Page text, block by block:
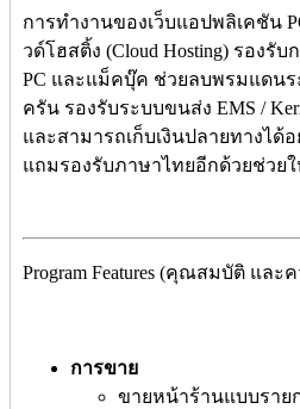
การทำงานของเว็บแอปพลิเคชัน
วด์โฮสติ้ง (Cloud Hosting) รอง
PC และแม็คบุ๊ค ช่วยลบพรมแดน
ครัน รองรับระบบขนส่ง EMS /
และสามารถเก็บเงินปลายทางได้
แถมรองรับภาษาไทยอีกด้วยช่วยใ
Program Features (คุณสมบัติ และ
การขาย
ขายหน้าร้านแบบราย